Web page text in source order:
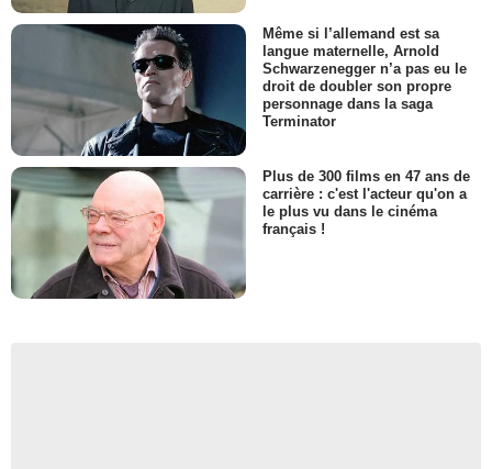
Même si l’allemand est sa
langue maternelle, Arnold
Schwarzenegger n’a pas eu le
droit de doubler son propre
personnage dans la saga
Terminator
Plus de 300 films en 47 ans de
carrière : c'est l'acteur qu'on a
le plus vu dans le cinéma
français !